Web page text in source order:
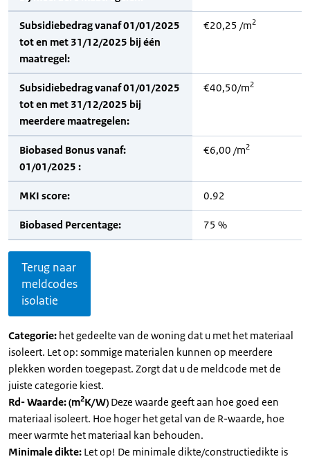
Subsidiebedrag vanaf 01/01/2025
tot en met 31/12/2025 bij één
maatregel:
€20,25 /m2
Subsidiebedrag vanaf 01/01/2025
tot en met 31/12/2025 bij
meerdere maatregelen:
€40,50/m2
Biobased Bonus vanaf:
01/01/2025 :
€6,00 /m2
MKI score: 0.92
Biobased Percentage: 75 %
Terug naar
meldcodes
isolatie
Categorie: het gedeelte van de woning dat u met het materiaal
isoleert. Let op: sommige materialen kunnen op meerdere
plekken worden toegepast. Zorgt dat u de meldcode met de
juiste categorie kiest.
Rd- Waarde: (m2K/W) Deze waarde geeft aan hoe goed een
materiaal isoleert. Hoe hoger het getal van de R-waarde, hoe
meer warmte het materiaal kan behouden.
Minimale dikte: Let op! De minimale dikte/constructiedikte is